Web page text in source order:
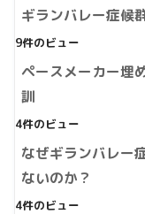
ギランバレー症候
9件のビュー
ペースメーカー埋
訓
4件のビュー
なぜギランバレー
ないのか？
4件のビュー